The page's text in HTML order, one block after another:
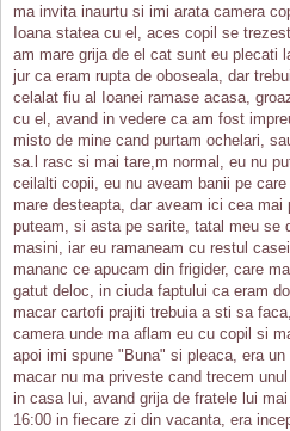
ma invita inaurtu si imi arata camera
Ioana statea cu el, aces copil se
am mare grija de el cat sunt eu plecati
jur ca eram rupta de oboseala, dar
celalat fiu al Ioanei ramase acasa,
cu el, avand in vedere ca am fost
misto de mine cand purtam ochelari,
sa.l rasc si mai tare,m normal, eu nu
ceilalti copii, eu nu aveam banii pe
mare desteapta, dar aveam ici cea
puteam, si asta pe sarite, tatal meu se
masini, iar eu ramaneam cu restul
mananc ce apucam din frigider, care
gatut deloc, in ciuda faptului ca eram
macar cartofi prajiti trebuia a sti sa
camera unde ma aflam eu cu copil si
apoi imi spune "Buna" si pleaca, era
macar nu ma priveste cand trecem
in casa lui, avand grija de fratele lui
16:00 in fiecare zi din vacanta, era